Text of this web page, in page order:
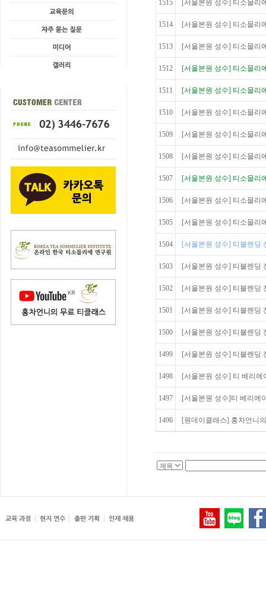
1515 [서울본원 성수] 티소믈리
1514 [서울본원 성수] 티소믈리
1513 [서울본원 성수] 티소믈리
1512 [서울본원 성수] 티소믈리
1511 [서울본원 성수] 티소믈리
1510 [서울본원 성수] 티소믈리
1509 [서울본원 성수] 티소믈리
1508 [서울본원 성수] 티소믈리
1507 [서울본원 성수] 티소믈리
1506 [서울본원 성수] 티소믈리
1505 [서울본원 성수] 티소믈리
1504 [서울본원 성수] 티블렌딩
1503 [서울본원 성수] 티블렌딩
1502 [서울본원 성수] 티블렌딩
1501 [서울본원 성수] 티블렌딩
1500 [서울본원 성수] 티블렌딩
1499 [서울본원 성수] 티블렌딩
1498 [서울본원 성수] 티 베리에
1497 [서울본원 성수]티 베리에
1496 [원데이클래스] 홍차언니